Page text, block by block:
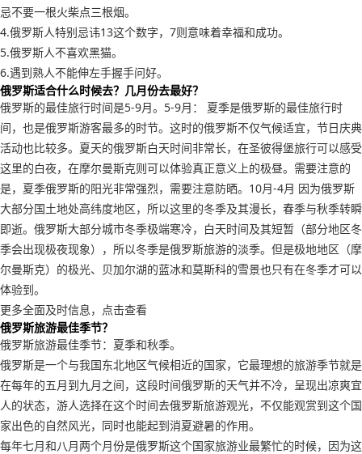
忌不要一根火柴点三根烟。
4.俄罗斯人特别忌讳13这个数字，7则意味着幸福和成功。
5.俄罗斯人不喜欢黑猫。
6.遇到熟人不能伸左手握手问好。
俄罗斯适合什么时候去？几月份去最好？
俄罗斯的最佳旅行时间是5-9月。5-9月： 夏季是俄罗斯的最佳旅行时
间，也是俄罗斯游客最多的时节。这时的俄罗斯不仅气候适宜，节日庆典
活动也比较多。夏天的俄罗斯白天时间非常长，在圣彼得堡旅行可以感受
这里的白夜，在摩尔曼斯克则可以体验真正意义上的极昼。需要注意的
是，夏季俄罗斯的阳光非常强烈，需要注意防晒。10月-4月 因为俄罗斯
大部分国土地处高纬度地区，所以这里的冬季及其漫长，春季与秋季转瞬
即逝。俄罗斯大部分城市冬季极端寒冷，白天时间及其短暂（部分地区冬
季会出现极夜现象），所以冬季是俄罗斯旅游的淡季。但是极地地区（摩
尔曼斯克）的极光、贝加尔湖的蓝冰和莫斯科的雪景也只有在冬季才可以
体验到。
更多全面及时信息，点击查看
俄罗斯旅游最佳季节？
俄罗斯旅游最佳季节：夏季和秋季。
俄罗斯是一个与我国东北地区气候相近的国家，它最理想的旅游季节就是
在每年的五月到九月之间，这段时间俄罗斯的天气并不冷，呈现出凉爽宜
人的状态，游人选择在这个时间去俄罗斯旅游观光，不仅能观赏到这个国
家出色的自然风光，同时也能起到消夏避暑的作用。
每年七月和八月两个月份是俄罗斯这个国家旅游业最繁忙的时候，因为这